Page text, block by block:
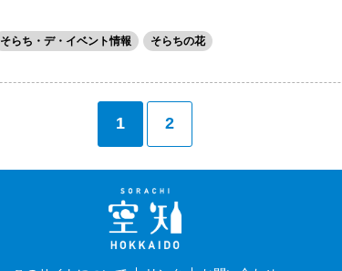
そらち・デ・イベント情報 そらちの花
1 2